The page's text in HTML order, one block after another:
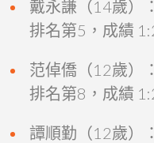
戴永謙（14歲）
排名第5，成績
范倬僑（12歲）
排名第8，成績
譚順勤（12歲）